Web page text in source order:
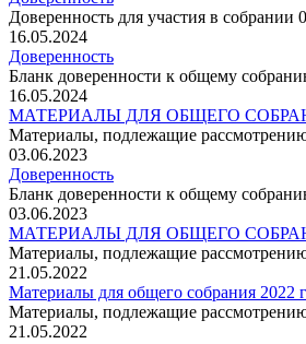
Доверенность для участия в собрании
16.05.2024
Доверенность
Бланк доверенности к общему
16.05.2024
МАТЕРИАЛЫ ДЛЯ ОБЩЕГО
Материалы, подлежащие
03.06.2023
Доверенность
Бланк доверенности к общему
03.06.2023
МАТЕРИАЛЫ ДЛЯ ОБЩЕГО
Материалы, подлежащие
21.05.2022
Материалы для общего собрания 2022
Материалы, подлежащие
21.05.2022